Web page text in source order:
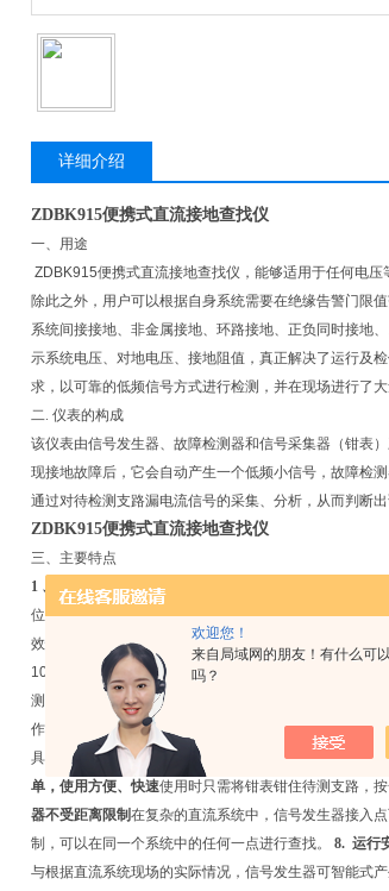
欢迎您！
来自局域网的朋友！有什么可
吗？
详细介绍
ZDBK915便携式直流接地查找仪
一、用途
ZDBK915便携式直流接地查找仪，能够适用于任何电
除此之外，用户可以根据自身系统需要在绝缘告警门限
系统间接接地、非金属接地、环路接地、正负同时接地
示系统电压、对地电压、接地阻值，真正解决了运行及
求，以可靠的低频信号方式进行检测，并在现场进行了
二. 仪表的构成
该仪表由信号发生器、故障检测器和信号采集器（钳表
现接地故障后，它会自动产生一个低频小信号，故障检
通过对待检测支路漏电流信号的采集、分析，从而判断
ZDBK915便携式直流接地查找仪
三、主要特点
1 、特点 1. 高精度采样钳表
该仪表采用了高分辨率（0.
位；2. 接地点方向显示该仪表具有接地点方向显示功能
效快速的处理复杂支路或环路中接地点的定位
3. 具有绝
100的数字形式来反映被测支路的绝缘程度，数字越大
测。
具有波形显示功能
所谓波形显示，即在检测过
作用，合理利用检测器中的波形显示，可以大幅度的提
具有多量程转换功能，在测试过程可以转换不同量程，
单，使用方便、快速使用时只需将钳表钳住待测支路，
器不受距离限制在复杂的直流系统中，信号发生器接入
制，可以在同一个系统中的任何一点进行查找。 8. 运行
与根据直流系统现场的实际情况，信号发生器可智能式